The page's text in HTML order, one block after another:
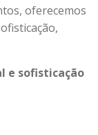
oferecemos
e sofisticação